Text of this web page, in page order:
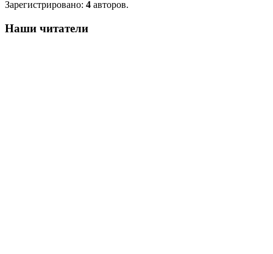
Зарегистрировано: 4 авторов.
Наши читатели